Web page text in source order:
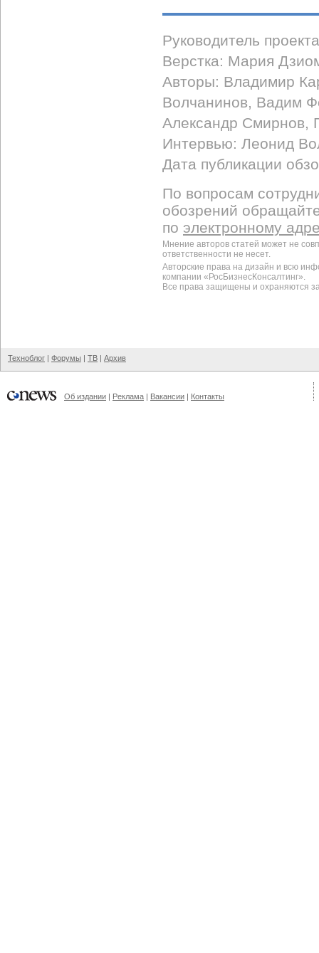
Руководитель
Верстка: Мария
Авторы: Владимир
Волчанинов, Вадим
Александр Смирнов,
Интервью: Леонид
Дата публикации
По вопросам
обозрений
по электронному
Мнение авторов статей может не
ответственности не несет.
Авторские права на дизайн и всю
компании «РосБизнесКонсалтинг».
Все права защищены и охраняются
Техноблог | Форумы | ТВ | Архив
Об издании | Реклама | Вакансии | Контакты